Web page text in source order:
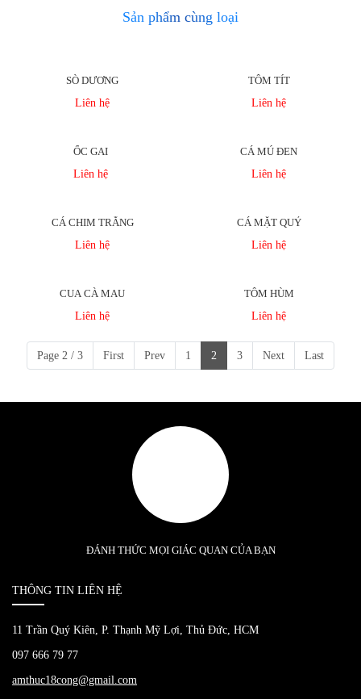
Sản phẩm cùng loại
SÒ DƯƠNG
Liên hệ
TÔM TÍT
Liên hệ
ỐC GAI
Liên hệ
CÁ MÚ ĐEN
Liên hệ
CÁ CHIM TRẮNG
Liên hệ
CÁ MẶT QUỶ
Liên hệ
CUA CÀ MAU
Liên hệ
TÔM HÙM
Liên hệ
Page 2 / 3 First Prev 1 2 3 Next Last
ĐÁNH THỨC MỌI GIÁC QUAN CỦA BẠN
THÔNG TIN LIÊN HỆ
11 Trần Quý Kiên, P. Thạnh Mỹ Lợi, Thủ Đức, HCM
097 666 79 77
amthuc18cong@gmail.com